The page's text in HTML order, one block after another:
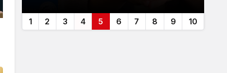
1 2 3 4 5 6 7 8 9 10